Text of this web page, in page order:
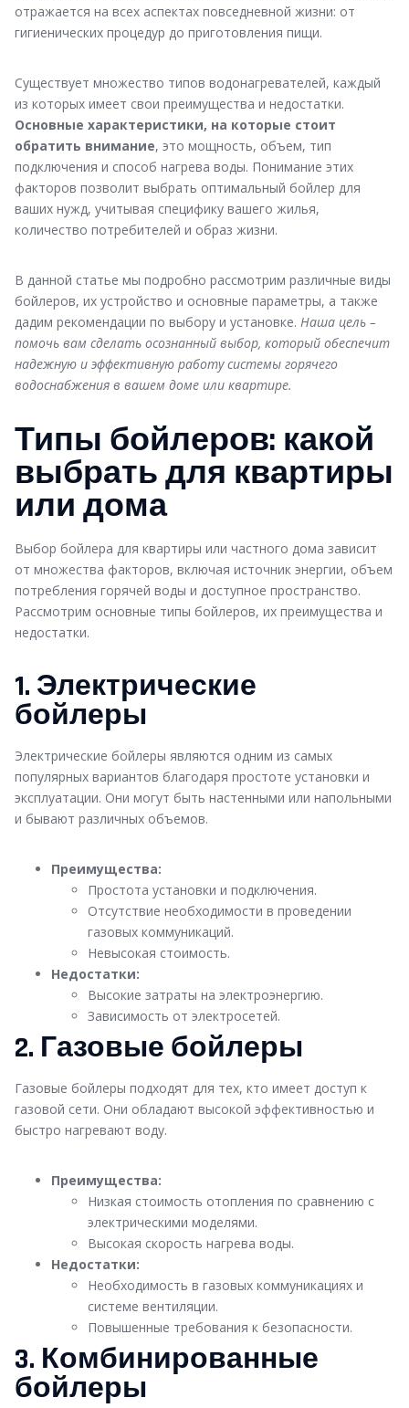
отражается на всех аспектах повседневной жизни: от
гигиенических процедур до приготовления пищи.
Существует множество типов водонагревателей, каждый
из которых имеет свои преимущества и недостатки.
Основные характеристики, на которые стоит
обратить внимание, это мощность, объем, тип
подключения и способ нагрева воды. Понимание этих
факторов позволит выбрать оптимальный бойлер для
ваших нужд, учитывая специфику вашего жилья,
количество потребителей и образ жизни.
В данной статье мы подробно рассмотрим различные виды
бойлеров, их устройство и основные параметры, а также
дадим рекомендации по выбору и установке. Наша цель –
помочь вам сделать осознанный выбор, который обеспечит
надежную и эффективную работу системы горячего
водоснабжения в вашем доме или квартире.
Типы бойлеров: какой
выбрать для квартиры
или дома
Выбор бойлера для квартиры или частного дома зависит
от множества факторов, включая источник энергии, объем
потребления горячей воды и доступное пространство.
Рассмотрим основные типы бойлеров, их преимущества и
недостатки.
1. Электрические
бойлеры
Электрические бойлеры являются одним из самых
популярных вариантов благодаря простоте установки и
эксплуатации. Они могут быть настенными или напольными
и бывают различных объемов.
Преимущества:
Простота установки и подключения.
Отсутствие необходимости в проведении
газовых коммуникаций.
Невысокая стоимость.
Недостатки:
Высокие затраты на электроэнергию.
Зависимость от электросетей.
2. Газовые бойлеры
Газовые бойлеры подходят для тех, кто имеет доступ к
газовой сети. Они обладают высокой эффективностью и
быстро нагревают воду.
Преимущества:
Низкая стоимость отопления по сравнению с
электрическими моделями.
Высокая скорость нагрева воды.
Недостатки:
Необходимость в газовых коммуникациях и
системе вентиляции.
Повышенные требования к безопасности.
3. Комбинированные
бойлеры